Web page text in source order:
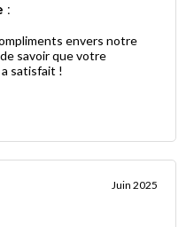
:
envers notre
savoir que votre
satisfait !
Juin 2025